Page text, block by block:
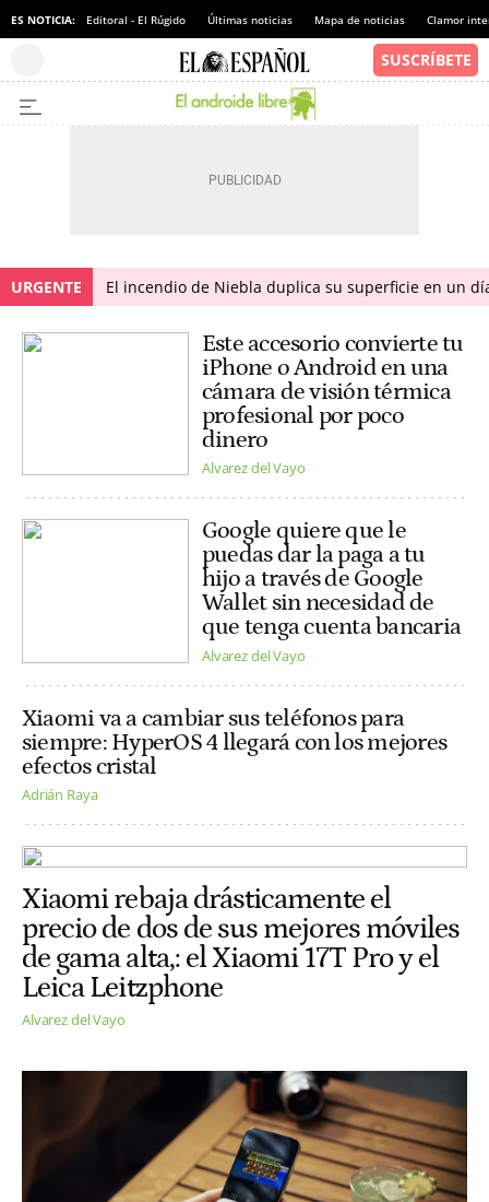
ES NOTICIA: Editoral - El Rúgido Últimas noticias Mapa de noticias Clamor
URGENTE El incendio de Niebla duplica su superficie en un
Este accesorio convierte tu
iPhone o Android en una
cámara de visión térmica
profesional por poco
dinero
Alvarez del Vayo
Google quiere que le
puedas dar la paga a tu
hijo a través de Google
Wallet sin necesidad de
que tenga cuenta bancaria
Alvarez del Vayo
Xiaomi va a cambiar sus teléfonos para
siempre: HyperOS 4 llegará con los mejores
efectos cristal
Adrián Raya
Xiaomi rebaja drásticamente el
precio de dos de sus mejores móviles
de gama alta,: el Xiaomi 17T Pro y el
Leica Leitzphone
Alvarez del Vayo